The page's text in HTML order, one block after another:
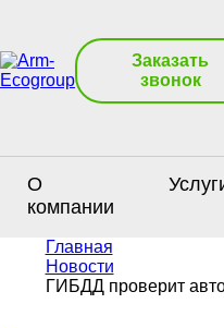
Заказать
звонок
О
компании
Главная
Новости
ГИБДД проверит